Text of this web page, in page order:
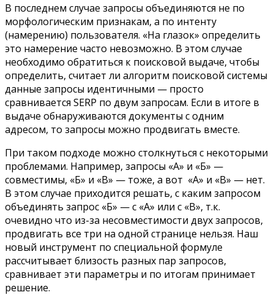
В последнем случае запросы объединяются не по
морфологическим признакам, а по интенту
(намерению) пользователя. «На глазок» определить
это намерение часто невозможно. В этом случае
необходимо обратиться к поисковой выдаче, чтобы
определить, считает ли алгоритм поисковой системы
данные запросы идентичными — просто
сравнивается SERP по двум запросам. Если в итоге в
выдаче обнаруживаются документы с одним
адресом, то запросы можно продвигать вместе.
При таком подходе можно столкнуться с некоторыми
проблемами. Например, запросы «А» и «Б» —
совместимы, «Б» и «В» — тоже, а вот «А» и «В» — нет.
В этом случае приходится решать, с каким запросом
объединять запрос «Б» — с «А» или с «В», т.к.
очевидно что из-за несовместимости двух запросов,
продвигать все три на одной странице нельзя. Наш
новый инструмент по специальной формуле
рассчитывает близость разных пар запросов,
сравнивает эти параметры и по итогам принимает
решение.